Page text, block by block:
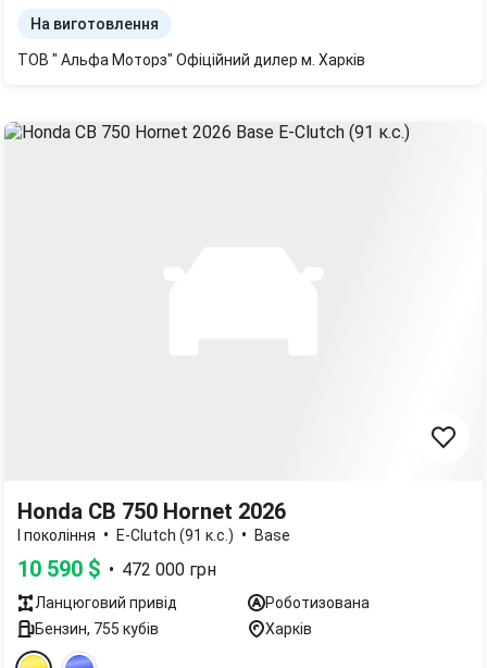
На виготовлення
ТОВ " Альфа Моторз" Офіційний дилер м. Харків
Honda CB 750 Hornet 2026
I покоління • E-Clutch (91 к.с.) • Base
10 590 $ • 472 000 грн
Ланцюговий привід
Роботизована
Бензин, 755 кубів Харків